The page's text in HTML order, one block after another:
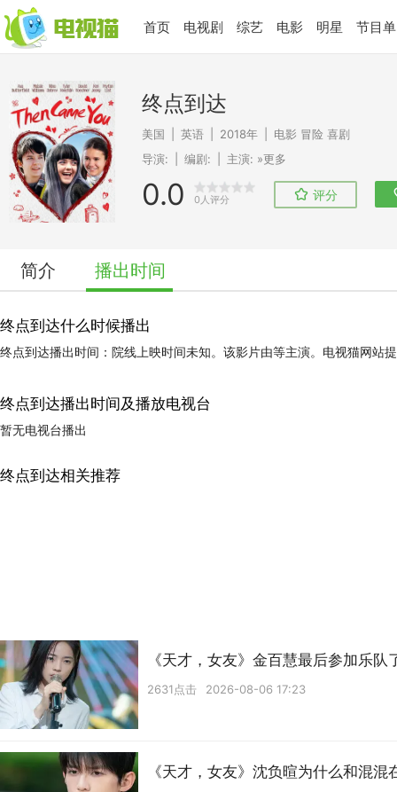
首页 电视剧 综艺 电影 明星 节目单
终点到达
美国 英语 2018年 电影 冒险 喜剧
导演:
编剧: 主演: »更多
0.0 0人评分 评分
简介 播出时间
终点到达什么时候播出
终点到达播出时间：院线上映时间未知。该影片由等主演。电视猫网站
终点到达播出时间及播放电视台
暂无电视台播出
终点到达相关推荐
《天才，女友》金百慧最后参加乐队
2631点击 2026-08-06 17:23
《天才，女友》沈负暄为什么和混混